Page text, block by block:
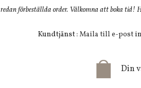
förbeställda order. Välkomna att boka tid!
Kundtjänst: Maila till e-post
Din